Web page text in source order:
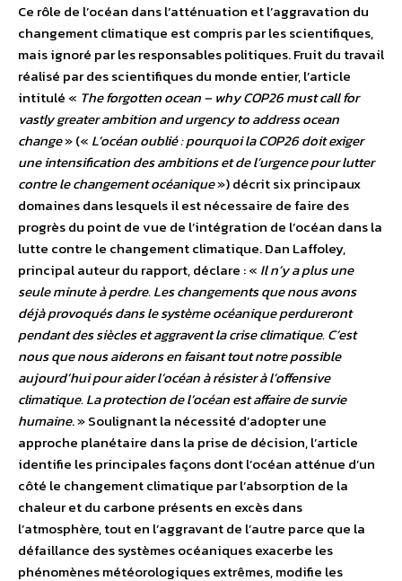
Ce rôle de l’océan dans l’atténuation et l’aggravation du
changement climatique est compris par les scientifiques,
mais ignoré par les responsables politiques. Fruit du travail
réalisé par des scientifiques du monde entier, l’article
intitulé « The forgotten ocean – why COP26 must call for
vastly greater ambition and urgency to address ocean
change» (« L’océan oublié : pourquoi la COP26 doit exiger
une intensification des ambitions et de l’urgence pour lutter
contre le changement océanique») décrit six principaux
domaines dans lesquels il est nécessaire de faire des
progrès du point de vue de l’intégration de l’océan dans la
lutte contre le changement climatique. Dan Laffoley,
principal auteur du rapport, déclare : « Il n’y a plus une
seule minute à perdre. Les changements que nous avons
déjà provoqués dans le système océanique perdureront
pendant des siècles et aggravent la crise climatique. C’est
nous que nous aiderons en faisant tout notre possible
aujourd’hui pour aider l’océan à résister à l’offensive
climatique. La protection de l’océan est affaire de survie
humaine. » Soulignant la nécessité d’adopter une
approche planétaire dans la prise de décision, l’article
identifie les principales façons dont l’océan atténue d’un
côté le changement climatique par l’absorption de la
chaleur et du carbone présents en excès dans
l’atmosphère, tout en l’aggravant de l’autre parce que la
défaillance des systèmes océaniques exacerbe les
phénomènes météorologiques extrêmes, modifie les